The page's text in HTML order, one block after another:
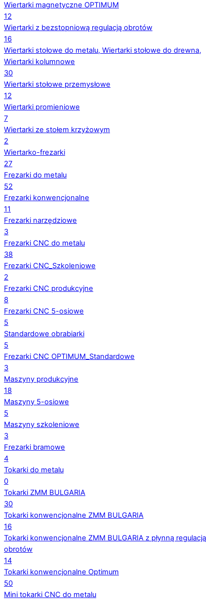
Wiertarki magnetyczne OPTIMUM
12
Wiertarki z bezstopniową regulacją obrotów
16
Wiertarki stołowe do metalu, Wiertarki stołowe do drewna,
Wiertarki kolumnowe
30
Wiertarki stołowe przemysłowe
12
Wiertarki promieniowe
7
Wiertarki ze stołem krzyżowym
2
Wiertarko-frezarki
27
Frezarki do metalu
52
Frezarki konwencjonalne
11
Frezarki narzędziowe
3
Frezarki CNC do metalu
38
Frezarki CNC_Szkoleniowe
2
Frezarki CNC produkcyjne
8
Frezarki CNC 5-osiowe
5
Standardowe obrabiarki
5
Frezarki CNC OPTIMUM_Standardowe
3
Maszyny produkcyjne
18
Maszyny 5-osiowe
5
Maszyny szkoleniowe
3
Frezarki bramowe
4
Tokarki do metalu
0
Tokarki ZMM BULGARIA
30
Tokarki konwencjonalne ZMM BULGARIA
16
Tokarki konwencjonalne ZMM BULGARIA z płynną regulacją
obrotów
14
Tokarki konwencjonalne Optimum
50
Mini tokarki CNC do metalu